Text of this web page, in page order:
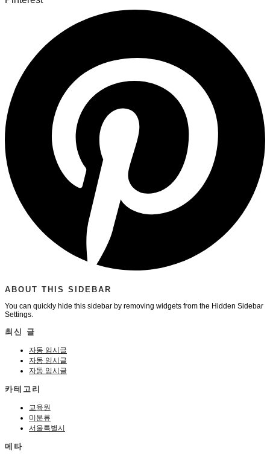
ABOUT THIS SIDEBAR
You can quickly hide this sidebar by removing widgets from the Hidden Sidebar
Settings.
최신 글
자동 임시글
자동 임시글
자동 임시글
카테고리
교육원
미분류
서울특별시
메타